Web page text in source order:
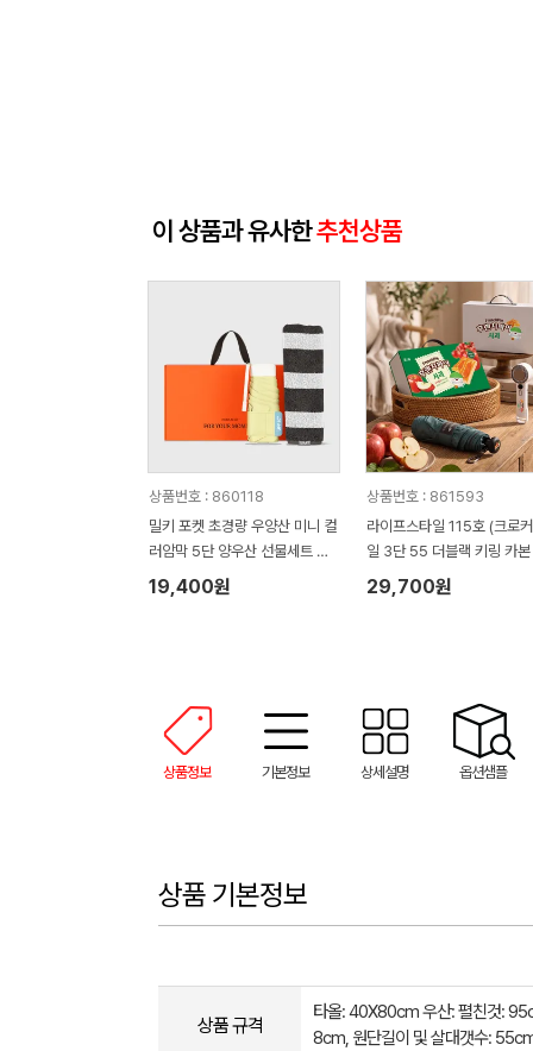
이 상품과 유사한추천상품
상품번호 : 860118
밀키 포켓 초경량 우양산 미니 컬
러암막 5단 양우산 선물세트 답
례품+무한타올세트 그레이 모달
180g 수건세트
19,400원
상품번호 : 861593
라이프스타일 115호 (크로
일 3단 55 더블랙 키링 카본
림 암막 양우산 VIP+쿨링선
29,700원
상품정보 기본정보 상세설명 옵션샘플
상품 기본정보
상품 규격
타올: 40X80cm 우산: 펼친것:
8cm, 원단길이 및 살대갯수: